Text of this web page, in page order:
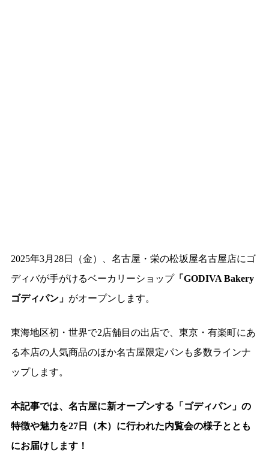
2025年3月28日（金）、名古屋・栄の松坂屋名古屋店にゴ
ディバが手がけるベーカリーショップ「GODIVA Bakery
ゴディパン」 がオープンします。
東海地区初・世界で2店舗目の出店で、東京・有楽町にあ
る本店の人気商品のほか名古屋限定パンも多数ラインナ
ップします。
本記事では、名古屋に新オープンする「ゴディパン」の
特徴や魅力を27日（木）に行われた内覧会の様子ととも
にお届けします！